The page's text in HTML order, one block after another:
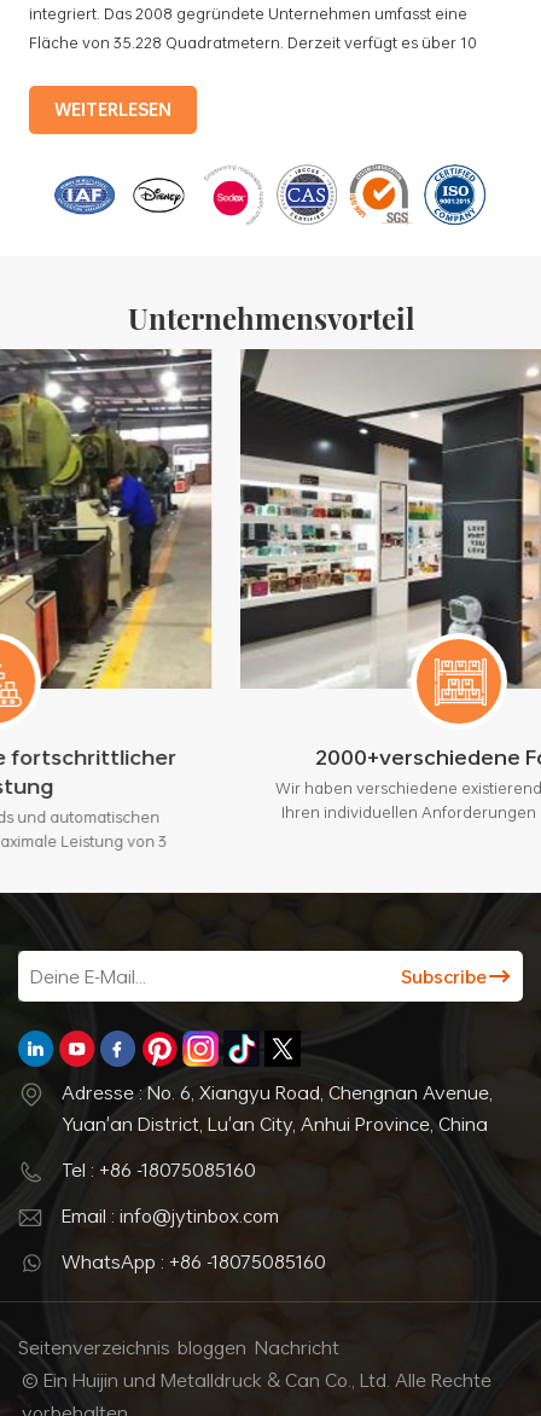
integriert. Das 2008 gegründete Unternehmen umfasst eine
Fläche von 35.228 Quadratmetern. Derzeit verfügt es über 10
Produktionslinien mit einer monatlichen Produktion von 3,5
Millionen Eisenkisten. Zu den Produkten des Unternehmens
Werbegeschenkdosen und Weißblechschalen usw.
Standardisierte Produktionslinien und 15 vollautomatische
WEITERLESEN
Unternehmensvorteil
2000+verschiedene Formen
Wir haben verschiedene existierende Formen, die
Ihren individuellen Anforderungen entsprechen.
Adresse : No. 6, Xiangyu Road, Chengnan Avenue,
Yuan'an District, Lu'an City, Anhui Province, China
Tel : +86 -18075085160
Email : info@jytinbox.com
WhatsApp : +86 -18075085160
Seitenverzeichnis bloggen Nachricht
© Ein Huijin und Metalldruck & Can Co., Ltd. Alle Rechte